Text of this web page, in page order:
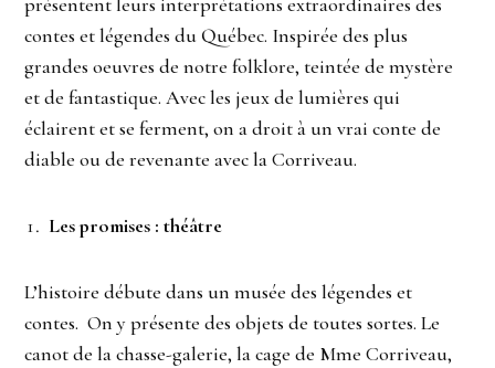
présentent leurs interprétations extraordinaires des
contes et légendes du Québec. Inspirée des plus
grandes oeuvres de notre folklore, teintée de mystère
et de fantastique. Avec les jeux de lumières qui
éclairent et se ferment, on a droit à un vrai conte de
diable ou de revenante avec la Corriveau.
Les promises : théâtre
L’histoire débute dans un musée des légendes et
contes. On y présente des objets de toutes sortes. Le
canot de la chasse-galerie, la cage de Mme Corriveau,